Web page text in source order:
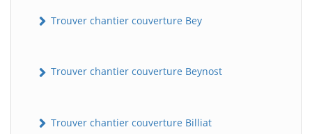
Trouver chantier couverture Bey
Trouver chantier couverture Beynost
Trouver chantier couverture Billiat